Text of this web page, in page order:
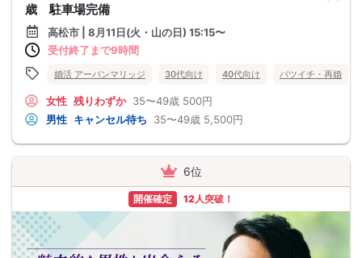
歳 駐車場完備
高松市 | 8月11日(火・山の日) 15:15〜
受付終了まで9時間
婚活 アーバンマリッジ 30代向け 40代向け バツイチ・再婚
女性 残りわずか 35〜49歳 500円
男性 キャンセル待ち 35〜49歳 5,500円
6位
開催確定 12人突破！